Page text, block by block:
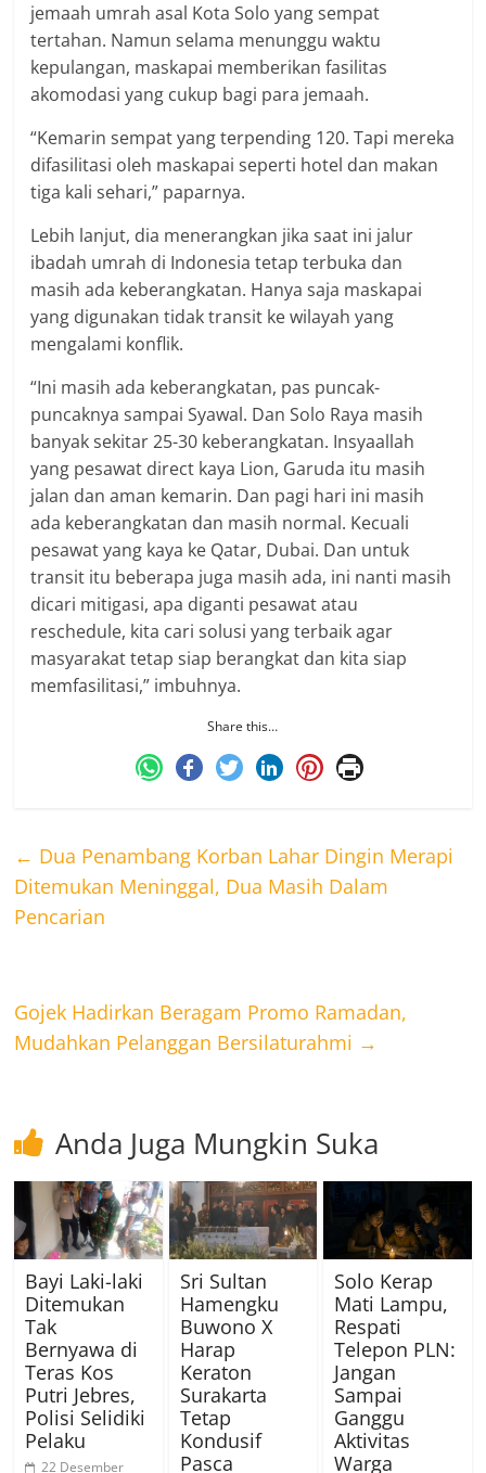
jemaah umrah asal Kota Solo yang sempat
tertahan. Namun selama menunggu waktu
kepulangan, maskapai memberikan fasilitas
akomodasi yang cukup bagi para jemaah.
“Kemarin sempat yang terpending 120. Tapi mereka
difasilitasi oleh maskapai seperti hotel dan makan
tiga kali sehari,” paparnya.
Lebih lanjut, dia menerangkan jika saat ini jalur
ibadah umrah di Indonesia tetap terbuka dan
masih ada keberangkatan. Hanya saja maskapai
yang digunakan tidak transit ke wilayah yang
mengalami konflik.
“Ini masih ada keberangkatan, pas puncak-
puncaknya sampai Syawal. Dan Solo Raya masih
banyak sekitar 25-30 keberangkatan. Insyaallah
yang pesawat direct kaya Lion, Garuda itu masih
jalan dan aman kemarin. Dan pagi hari ini masih
ada keberangkatan dan masih normal. Kecuali
pesawat yang kaya ke Qatar, Dubai. Dan untuk
transit itu beberapa juga masih ada, ini nanti masih
dicari mitigasi, apa diganti pesawat atau
reschedule, kita cari solusi yang terbaik agar
masyarakat tetap siap berangkat dan kita siap
memfasilitasi,” imbuhnya.
Share this…
← Dua Penambang Korban Lahar Dingin Merapi
Ditemukan Meninggal, Dua Masih Dalam
Pencarian
Gojek Hadirkan Beragam Promo Ramadan,
Mudahkan Pelanggan Bersilaturahmi →
Anda Juga Mungkin Suka
Bayi Laki-laki
Ditemukan
Tak
Bernyawa di
Teras Kos
Putri Jebres,
Polisi Selidiki
Pelaku
22 Desember
Sri Sultan
Hamengku
Buwono X
Harap
Keraton
Surakarta
Tetap
Kondusif
Pasca
Solo Kerap
Mati Lampu,
Respati
Telepon PLN:
Jangan
Sampai
Ganggu
Aktivitas
Warga